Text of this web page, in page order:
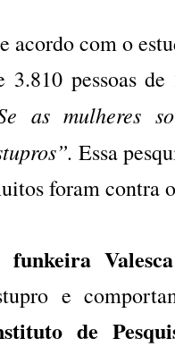
acordo com o
3.810 pessoas
as mulheres
Essa
foram contra
funkeira
e
de